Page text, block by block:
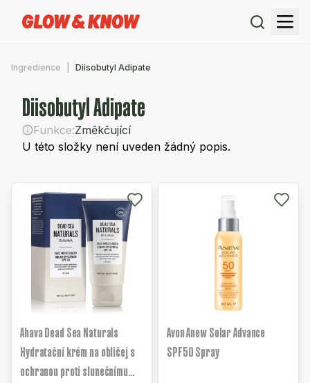
Ingredience Diisobutyl Adipate
Diisobutyl Adipate
Funkce:Změkčující
U této složky není uveden žádný popis.
Ahava Dead Sea Naturals
Hydratační krém na obličej s
ochranou proti slunečnímu
Avon Anew Solar Advance
SPF50 Spray